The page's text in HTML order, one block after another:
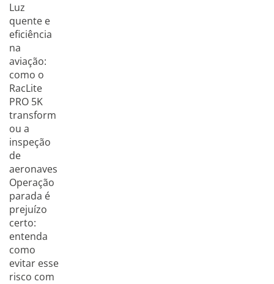
Luz
quente e
eficiência
na
aviação:
como o
RacLite
PRO 5K
transform
ou a
inspeção
de
aeronaves
Operação
parada é
prejuízo
certo:
entenda
como
evitar esse
risco com